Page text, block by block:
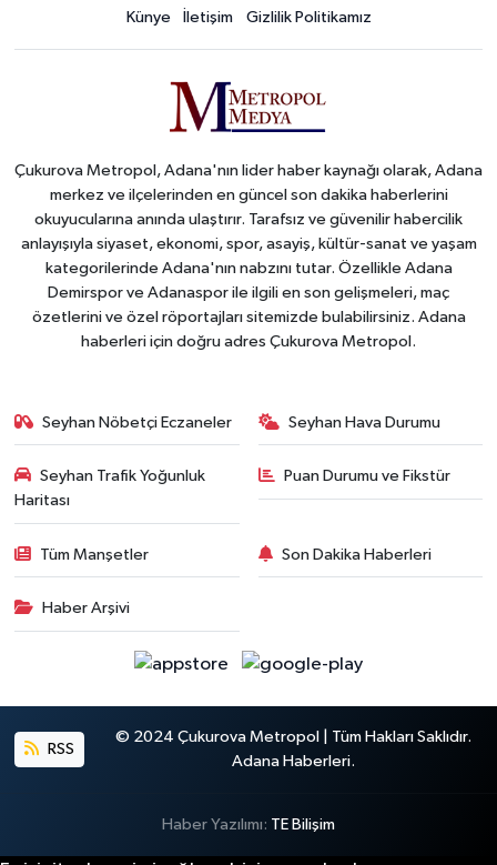
Künye İletişim Gizlilik Politikamız
Çukurova Metropol, Adana'nın lider haber kaynağı olarak, Adana
merkez ve ilçelerinden en güncel son dakika haberlerini
okuyucularına anında ulaştırır. Tarafsız ve güvenilir habercilik
anlayışıyla siyaset, ekonomi, spor, asayiş, kültür-sanat ve yaşam
kategorilerinde Adana'nın nabzını tutar. Özellikle Adana
Demirspor ve Adanaspor ile ilgili en son gelişmeleri, maç
özetlerini ve özel röportajları sitemizde bulabilirsiniz. Adana
haberleri için doğru adres Çukurova Metropol.
Seyhan Nöbetçi Eczaneler Seyhan Hava Durumu
Seyhan Trafik Yoğunluk
Haritası
Puan Durumu ve Fikstür
Tüm Manşetler Son Dakika Haberleri
Haber Arşivi
RSS
© 2024 Çukurova Metropol | Tüm Hakları Saklıdır.
Adana Haberleri.
Haber Yazılımı: TE Bilişim